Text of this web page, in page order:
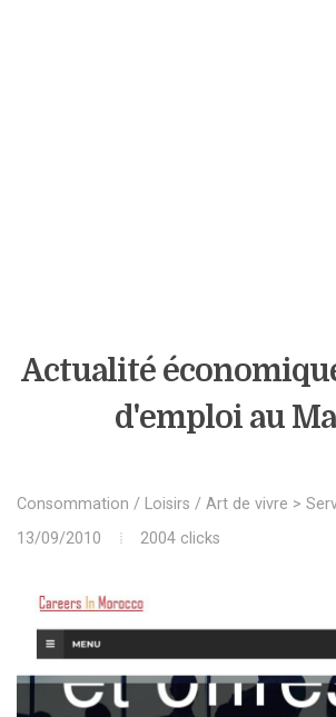
Actualité
d'emploi au
Consommation / Loisirs / Art de vivre >
13/09/2010
2004 clicks